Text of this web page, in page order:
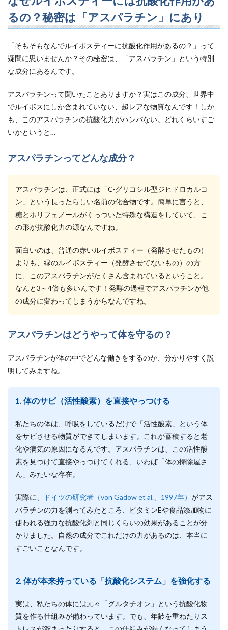
るの？秘密は「アスパラチン」にあり
「そもそもなんでルイボスティーに抗酸化作用があるの？」って
疑問に思いませんか？その秘密は、「アスパラチン」という特別
な成分にあるんです。
アスパラチンって聞いたことありますか？実はこの成分、世界中
でルイボスにしか含まれていない、超レアな物質なんです！しか
も、このアスパラチンの抗酸化力がハンパない。どれくらいすご
いかというと…
アスパラチンってどんな成分？
アスパラチンは、正式には「C-グリコシル型ジヒドロカルコ
ン」という長ったらしい名前の化合物です。簡単に言うと、
糖とポリフェノールがくっついた特殊な構造をしていて、こ
の形が抗酸化力の源なんですね。
面白いのは、普通の赤いルイボスティー（発酵させたもの）
よりも、緑のルイボスティー（発酵させてないもの）の方
に、このアスパラチンがたくさん含まれているということ。
なんと3～4倍も多いんです！発酵の過程でアスパラチンが他
の成分に変わってしまうからなんですね。
アスパラチンはどうやって体を守るの？
アスパラチンが体の中でどんな働きをするのか、分かりやすく説
明してみますね。
1. 体のサビ（活性酸素）を直接やっつける
私たちの体は、呼吸をしているだけで「活性酸素」という体
をサビさせる物質ができてしまいます。これが蓄積すると老
化や病気の原因になるんです。アスパラチンは、この活性酸
素を見つけて直接やっつけてくれる、いわば「体の掃除屋さ
ん」みたいな存在。
実際に、 ドイツの研究者（von Gadow et al.、1997年） がアス
パラチンの力を測ってみたところ、ビタミンEや食品添加物に
使われる強力な抗酸化剤と同じくらいの効果があることが分
かりました。自然の成分でこれだけの力があるのは、本当に
すごいことなんです。
2. 体が本来持っている「抗酸化システム」を強化する
実は、私たちの体には元々「グルタチオン」という抗酸化物
質を作る仕組みが備わっています。でも、年齢を重ねたりス